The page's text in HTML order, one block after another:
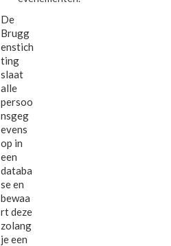
De
Brugg
enstich
ting
slaat
alle
persoo
nsgeg
evens
op in
een
databa
se en
bewaa
rt deze
zolang
je een